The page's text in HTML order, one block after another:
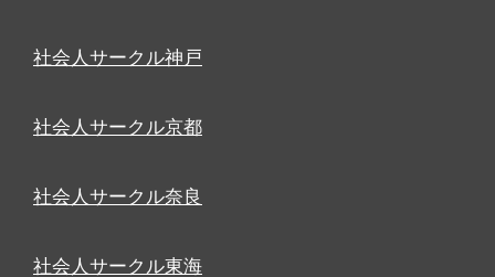
社会人サークル神戸
社会人サークル京都
社会人サークル奈良
社会人サークル東海